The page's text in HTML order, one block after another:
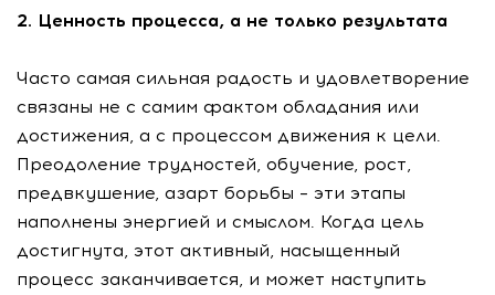
2. Ценность процесса, а не только результата
Часто самая сильная радость и удовлетворение
связаны не с самим фактом обладания или
достижения, а с процессом движения к цели.
Преодоление трудностей, обучение, рост,
предвкушение, азарт борьбы – эти этапы
наполнены энергией и смыслом. Когда цель
достигнута, этот активный, насыщенный
процесс заканчивается, и может наступить